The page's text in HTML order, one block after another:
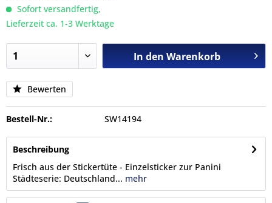
Sofort versandfertig,
Lieferzeit ca. 1-3 Werktage
In den Warenkorb
Bewerten
Bestell-Nr.: SW14194
Beschreibung
Frisch aus der Stickertüte - Einzelsticker zur Panini
Städteserie: Deutschland... mehr